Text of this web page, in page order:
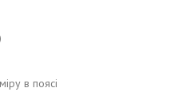
в поясі